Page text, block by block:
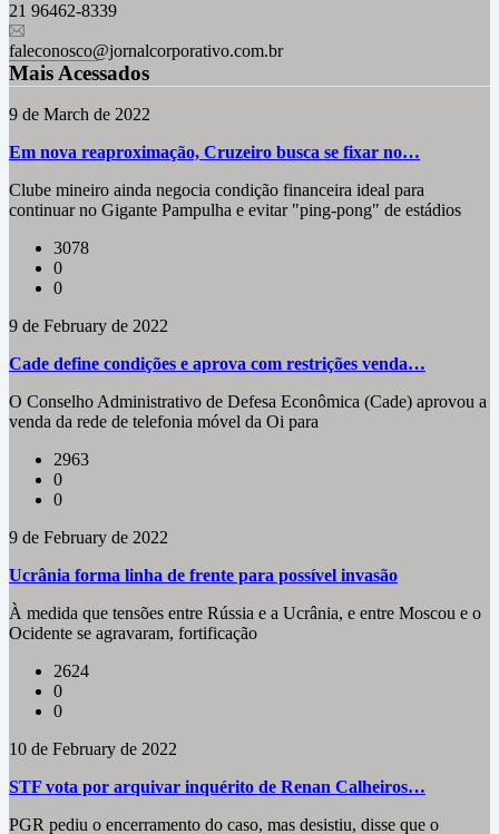
21 96462-8339
faleconosco@jornalcorporativo.com.br
Mais Acessados
9 de March de 2022
Em nova reaproximação, Cruzeiro busca se fixar no…
Clube mineiro ainda negocia condição financeira ideal para
continuar no Gigante Pampulha e evitar "ping-pong" de estádios
3078
0
0
9 de February de 2022
Cade define condições e aprova com restrições venda…
O Conselho Administrativo de Defesa Econômica (Cade) aprovou a
venda da rede de telefonia móvel da Oi para
2963
0
0
9 de February de 2022
Ucrânia forma linha de frente para possível invasão
À medida que tensões entre Rússia e a Ucrânia, e entre Moscou e o
Ocidente se agravaram, fortificação
2624
0
0
10 de February de 2022
STF vota por arquivar inquérito de Renan Calheiros…
PGR pediu o encerramento do caso, mas desistiu, disse que o